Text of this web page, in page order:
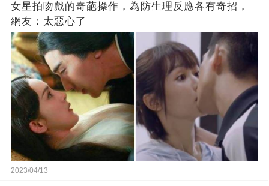
女星拍吻戲的奇葩操作，為防生理反應各有奇招，
網友：太惡心了
2023/04/13